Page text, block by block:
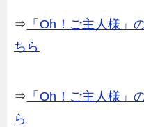
⇒ 「Oh！ご主人様」
ちら
⇒ 「Oh！ご主人様」
ら